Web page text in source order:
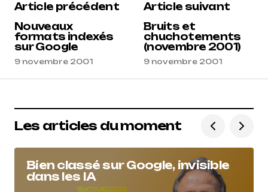
Article précédent
Nouveaux
formats indexés
sur Google
9 novembre 2001
Article suivant
Bruits et
chuchotements
(novembre 2001)
9 novembre 2001
Les articles du moment
Bien classé sur Google, invisible
dans les IA